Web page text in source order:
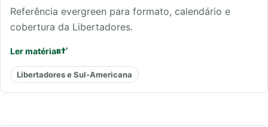
Referência evergreen para formato, calendário e
cobertura da Libertadores.
Ler matéria
Libertadores e Sul-Americana